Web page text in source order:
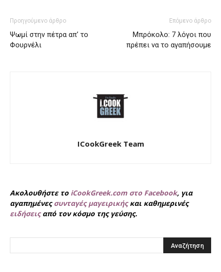
Προηγούμενο άρθρο
Ψωμί στην πέτρα απ’ το
Φουρνέλι
Επόμενο άρθρο
Μπρόκολο: 7 λόγοι που
πρέπει να το αγαπήσουμε
ICookGreek Team
Ακολουθήστε το iCookGreek.com στο Facebook, για
αγαπημένεςσυνταγές μαγειρικήςκαι καθημερινές
ειδήσειςαπό τον κόσμο της γεύσης.